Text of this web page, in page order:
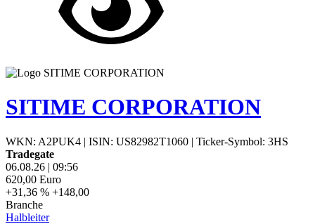
SITIME CORPORATION
WKN: A2PUK4 | ISIN: US82982T1060 | Ticker-Symbol: 3HS
Tradegate
06.08.26 | 09:56
620,00 Euro
+31,36 % +148,00
Branche
Halbleiter